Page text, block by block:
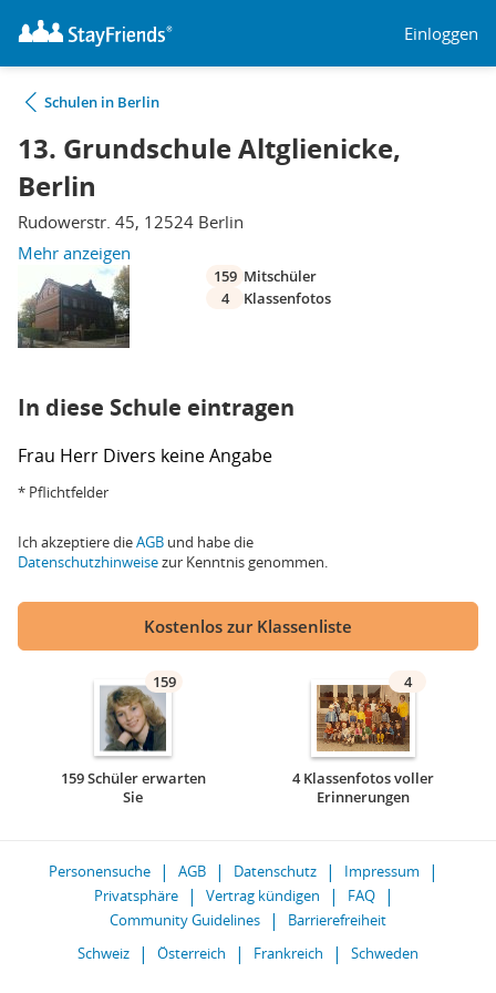
Einloggen
Schulen in Berlin
13. Grundschule Altglienicke,
Berlin
Rudowerstr. 45, 12524 Berlin
Mehr anzeigen
159 Mitschüler
4
Klassenfotos
In diese Schule eintragen
Frau Herr Divers keine Angabe
* Pflichtfelder
Ich akzeptiere dieAGB und habe die
Datenschutzhinweisezur Kenntnis genommen.
Kostenlos zur Klassenliste
159
159 Schüler erwarten
Sie
4
4 Klassenfotos voller
Erinnerungen
Personensuche AGB Datenschutz
Impressum
Privatsphäre
Vertrag kündigen
FAQ
Community Guidelines
Barrierefreiheit
Schweiz
Österreich Frankreich Schweden